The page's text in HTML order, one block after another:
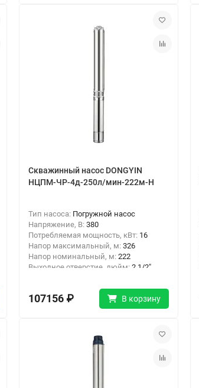
Скважинный насос DONGYIN
НЦПМ-ЧР-4д-250л/мин-222м-Н
Тип насоса: Погружной насос
Напряжение, В: 380
Потребляемая мощность, кВт: 16
Напор максимальный, м: 326
Напор номинальный, м: 222
Выходное отверстие, дюйм: 2 1/2"
107156 ₽ В корзину